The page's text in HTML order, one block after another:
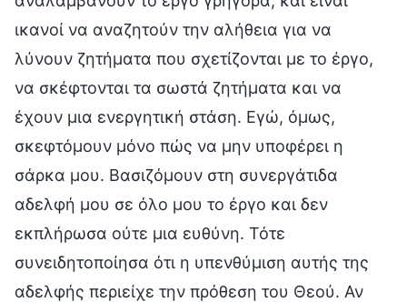
ικανοί να αναζητούν την αλήθεια για να
λύνουν ζητήματα που σχετίζονται με το έργο,
να σκέφτονται τα σωστά ζητήματα και να
έχουν μια ενεργητική στάση. Εγώ, όμως,
σκεφτόμουν μόνο πώς να μην υποφέρει η
σάρκα μου. Βασιζόμουν στη συνεργάτιδα
αδελφή μου σε όλο μου το έργο και δεν
εκπλήρωσα ούτε μια ευθύνη. Τότε
συνειδητοποίησα ότι η υπενθύμιση αυτής της
αδελφής περιείχε την πρόθεση του Θεού. Αν